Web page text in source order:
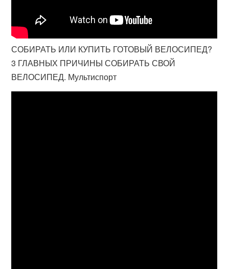
СОБИРАТЬ ИЛИ КУПИТЬ ГОТОВЫЙ ВЕЛОСИПЕД?
3 ГЛАВНЫХ ПРИЧИНЫ СОБИРАТЬ СВОЙ
ВЕЛОСИПЕД. Мультиспорт